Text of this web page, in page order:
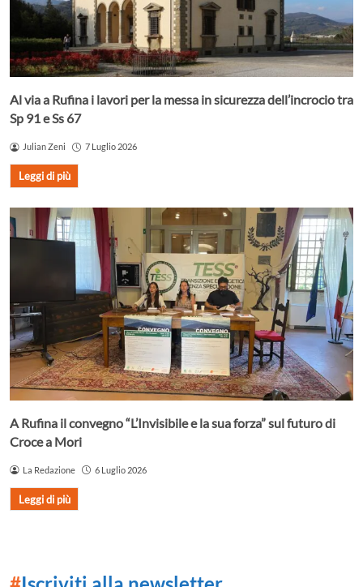
Al via a Rufina i lavori per la messa in sicurezza dell’incrocio tra
Sp 91 e Ss 67
Julian Zeni 7 Luglio 2026
Leggi di più
A Rufina il convegno “L’Invisibile e la sua forza” sul futuro di
Croce a Mori
La Redazione 6 Luglio 2026
Leggi di più